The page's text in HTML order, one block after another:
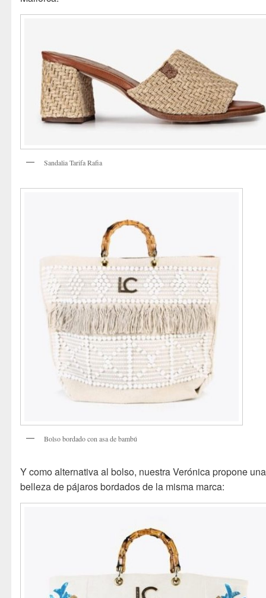
Sandalia Tarifa Rafia
Bolso bordado con asa de bambú
Y como alternativa al bolso, nuestra Verónica propone una
belleza de pájaros bordados de la misma marca: